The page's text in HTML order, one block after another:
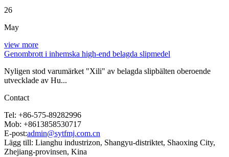
26
May
view more
Genombrott i inhemska high-end belagda slipmedel
Nyligen stod varumärket "Xili" av belagda slipbälten oberoende
utvecklade av Hu...
Contact
Tel: +86-575-89282996
Mob: +8613858530717
E-post:admin@sytfmj.com.cn
Lägg till: Lianghu industrizon, Shangyu-distriktet, Shaoxing City,
Zhejiang-provinsen, Kina